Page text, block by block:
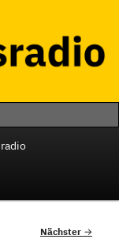
Nächster →